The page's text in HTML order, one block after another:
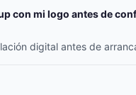
con mi logo antes de
digital antes de